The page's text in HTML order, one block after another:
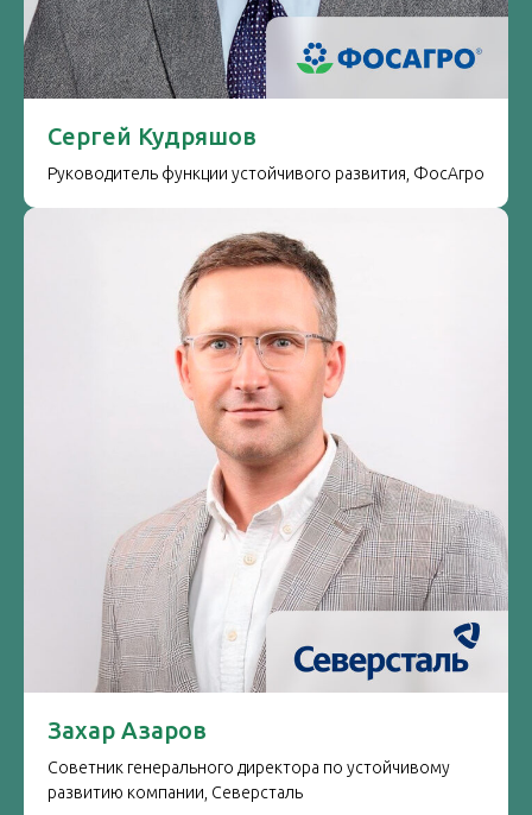
Сергей Кудряшов
Руководитель функции устойчивого развития, ФосАгро
Захар Азаров
Советник генерального директора по устойчивому
развитию компании, Северсталь